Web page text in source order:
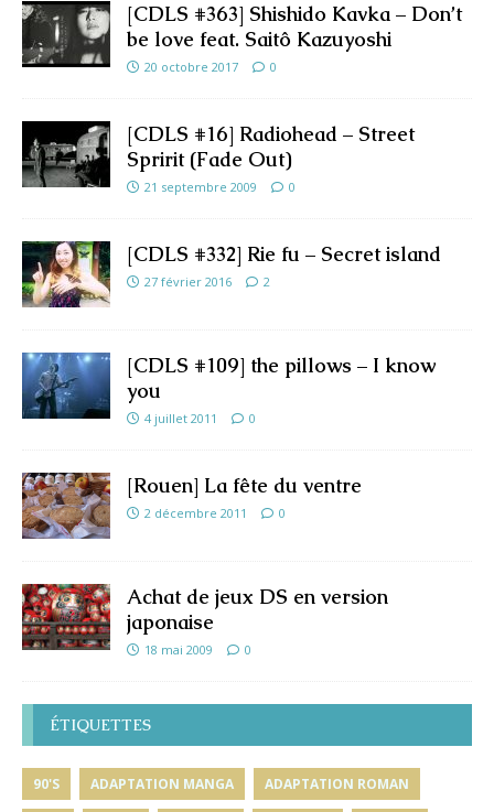
[CDLS #363] Shishido Kavka – Don’t
be love feat. Saitô Kazuyoshi
20 octobre 2017 0
[CDLS #16] Radiohead – Street
Spririt (Fade Out)
21 septembre 2009 0
[CDLS #332] Rie fu – Secret island
27 février 2016 2
[CDLS #109] the pillows – I know
you
4 juillet 2011 0
[Rouen] La fête du ventre
2 décembre 2011 0
Achat de jeux DS en version
japonaise
18 mai 2009 0
ÉTIQUETTES
90'S ADAPTATION MANGA ADAPTATION ROMAN